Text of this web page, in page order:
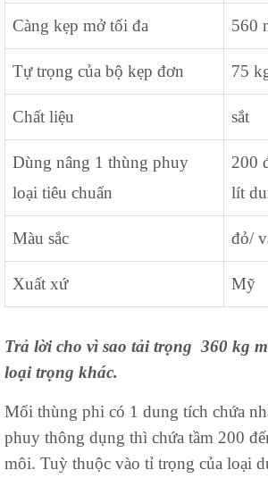
Càng kẹp mở tối đa 560
Tự trọng của bộ kẹp đơn 75
Chất liệu sắt
Dùng nâng 1 thùng phuy
loại tiêu chuẩn
200
lít
Màu sắc đỏ/
Xuất xứ Mỹ
Trả lời cho vì sao tải trọng 360 kg
loại trọng khác.
Mối thùng phi có 1 dung tích chứa
phuy thông dụng thì chứa tầm 200
môi. Tuỳ thuộc vào tỉ trọng của loại